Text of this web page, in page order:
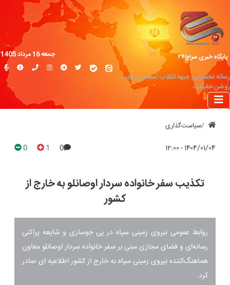
پایگاه خبری سراج۲۴
رسانه تخصصی جبهه انقلاب اسلامی؛ روایت
روشن حقیقت
جمعه 16 مرداد 1405
سیاست‌گذاری
۱۴۰۴/۰۱/۰۴ - ۱۲:۰۰ 0
1
0
تکذیب سفر خانواده سردار اوصانلو به خارج از
کشور
روابط عمومی نیروی زمینی سپاه در پی جوسازی و شایعه پراکنی
رسانه‌ای و فضای مجازی مبنی بر سفر خانواده سردار اوصانلو معاون
هماهنگ‌کننده نیروی زمینی سپاه به خارج از کشور اطلاعیه ای صادر
کرد.